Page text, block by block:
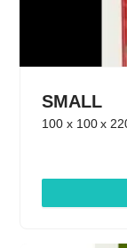
SMALL
100 x 100x